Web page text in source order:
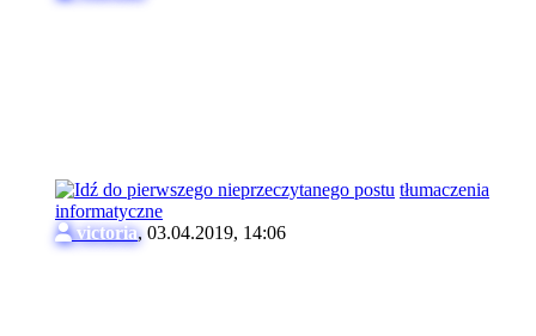
tłumaczenia
informatyczne
victoria, 03.04.2019, 14:06